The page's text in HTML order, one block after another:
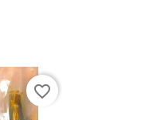
favorite_border